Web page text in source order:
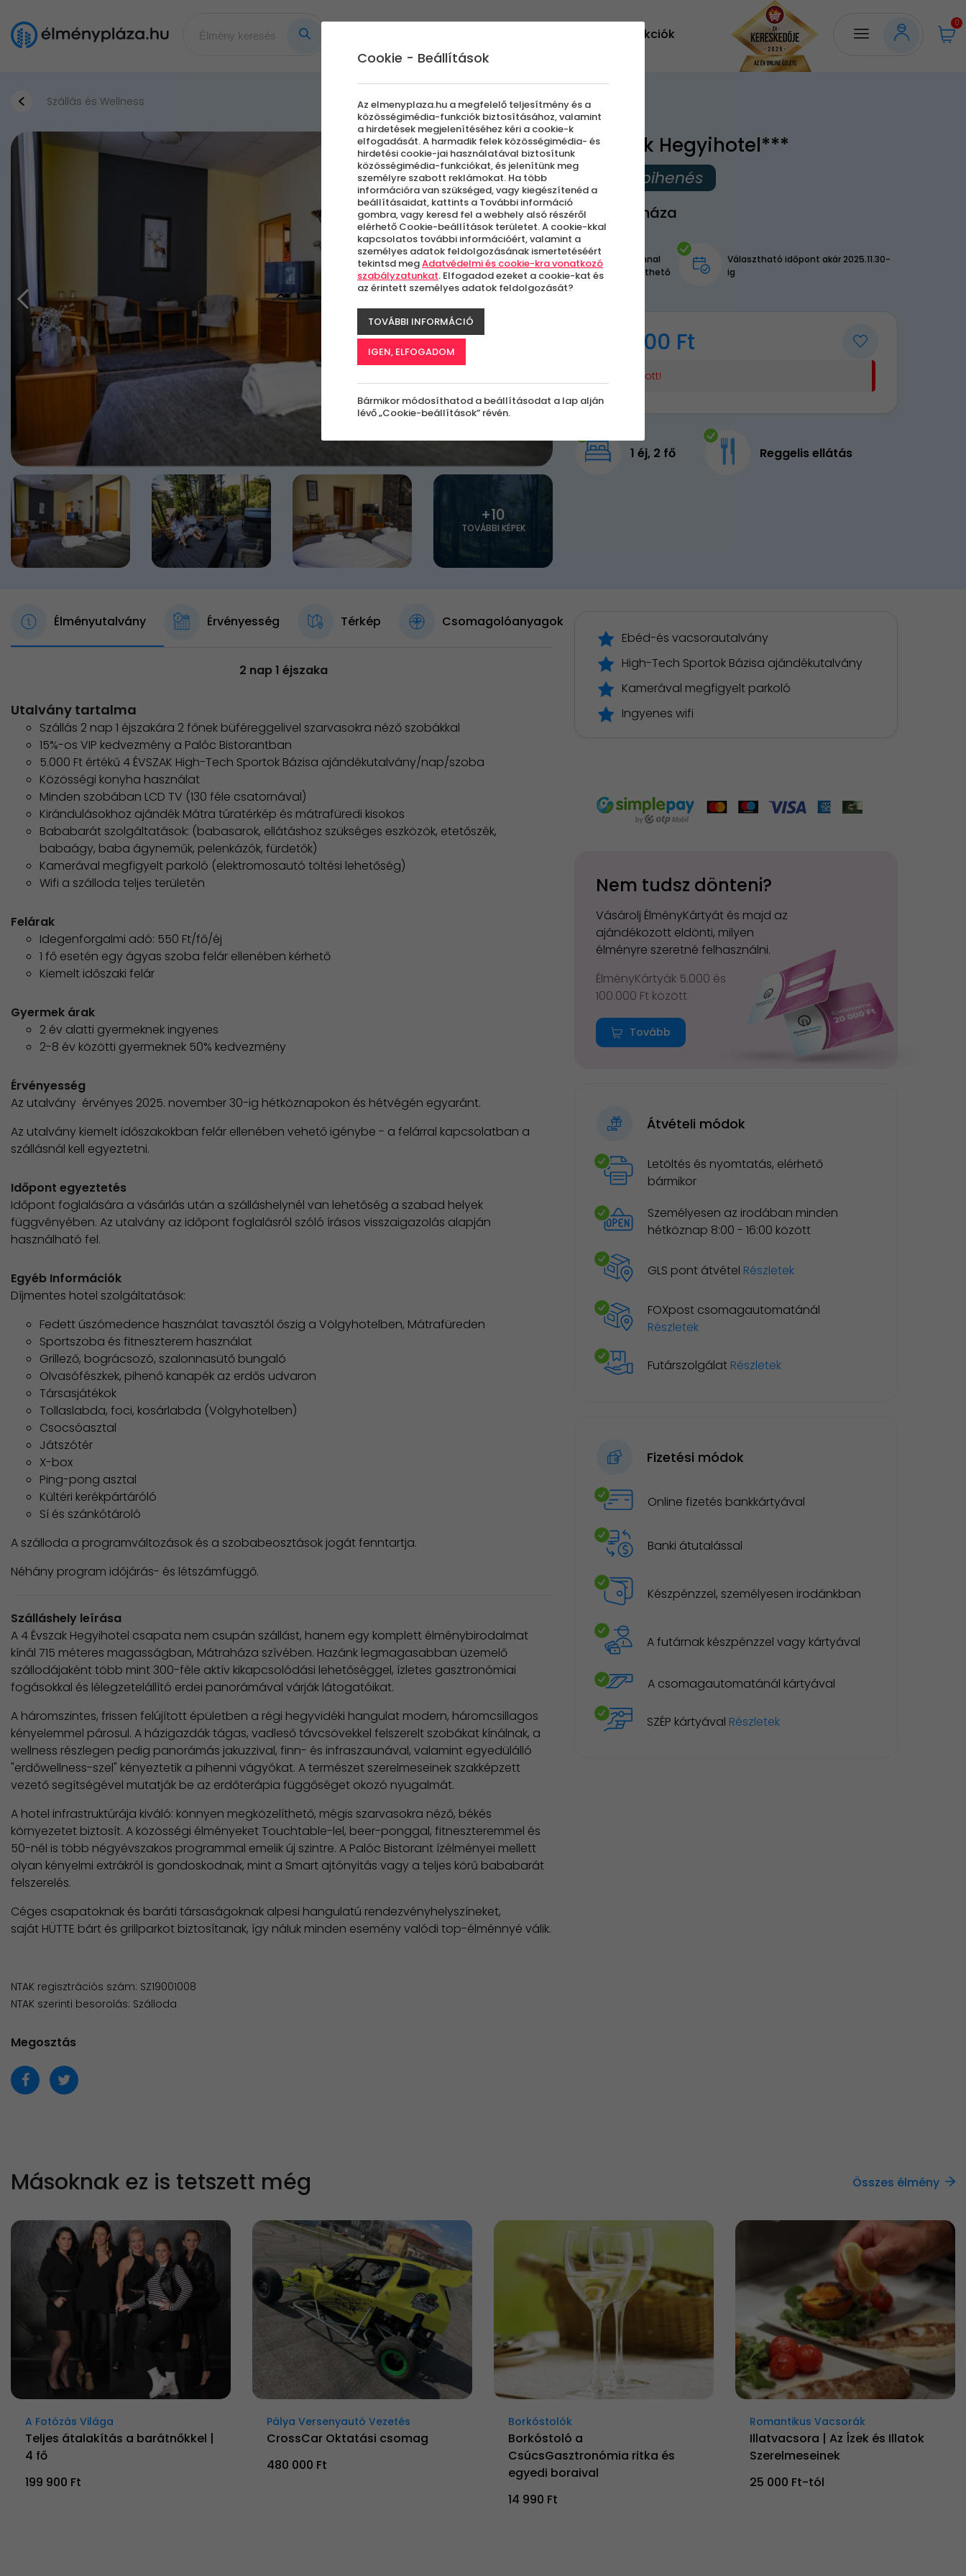
Akciók
0
Szállás és Wellness
+10
TOVÁBBI KÉPEK
4 Évszak Hegyihotel***
Röpke pihenés
Mátraháza
Azonnal
letölthető
Választható időpont akár 2025.11.30-
ig
52 900 Ft
Elfogyott!
1 éj, 2 fő Reggelis ellátás
Élményutalvány Érvényesség Térkép Csomagolóanyagok
2 nap 1 éjszaka
Utalvány tartalma
Szállás 2 nap 1 éjszakára 2 főnek büféreggelivel szarvasokra néző szobákkal
15%-os VIP kedvezmény a Palóc Bistorantban
5.000 Ft értékű 4 ÉVSZAK High-Tech Sportok Bázisa ajándékutalvány/nap/szoba
Közösségi konyha használat
Minden szobában LCD TV (130 féle csatornával)
Kirándulásokhoz ajándék Mátra túratérkép és mátrafüredi kisokos
Bababarát szolgáltatások: (babasarok, ellátáshoz szükséges eszközök, etetőszék,
babaágy, baba ágyneműk, pelenkázók, fürdetők)
Kamerával megfigyelt parkoló (elektromosautó töltési lehetőség)
Wifi a szálloda teljes területén
Felárak
Idegenforgalmi adó: 550 Ft/fő/éj
1 fő esetén egy ágyas szoba felár ellenében kérhető
Kiemelt időszaki felár
Gyermek árak
2 év alatti gyermeknek ingyenes
2-8 év közötti gyermeknek 50% kedvezmény
Érvényesség
Az utalvány érvényes 2025. november 30-ig hétköznapokon és hétvégén egyaránt.
Az utalvány kiemelt időszakokban felár ellenében vehető igénybe - a felárral kapcsolatban a
szállásnál kell egyeztetni.
Időpont egyeztetés
Időpont foglalására a vásárlás után a szálláshelynél van lehetőség a szabad helyek
függvényében. Az utalvány az időpont foglalásról szóló írásos visszaigazolás alapján
használható fel.
Egyéb Információk
Díjmentes hotel szolgáltatások:
Fedett úszómedence használat tavasztól őszig a Völgyhotelben, Mátrafüreden
Sportszoba és fitneszterem használat
Grillező, bográcsozó, szalonnasütő bungaló
Olvasófészkek, pihenő kanapék az erdős udvaron
Társasjátékok
Tollaslabda, foci, kosárlabda (Völgyhotelben)
Csocsóasztal
Játszótér
X-box
Ping-pong asztal
Kültéri kerékpártáróló
Sí és szánkótároló
A szálloda a programváltozások és a szobabeosztások jogát fenntartja.
Néhány program időjárás- és létszámfüggő.
Szálláshely leírása
A 4 Évszak Hegyihotel csapata nem csupán szállást, hanem egy komplett élménybirodalmat
kínál 715 méteres magasságban, Mátraháza szívében. Hazánk legmagasabban üzemelő
szállodájaként több mint 300-féle aktív kikapcsolódási lehetőséggel, ízletes gasztronómiai
fogásokkal és lélegzetelállító erdei panorámával várják látogatóikat.
A háromszintes, frissen felújított épületben a régi hegyvidéki hangulat modern, háromcsillagos
kényelemmel párosul. A házigazdák tágas, vadleső távcsövekkel felszerelt szobákat kínálnak, a
wellness részlegen pedig panorámás jakuzzival, finn- és infraszaunával, valamint egyedülálló
"erdőwellness-szel" kényeztetik a pihenni vágyókat. A természet szerelmeseinek szakképzett
vezető segítségével mutatják be az erdőterápia függőséget okozó nyugalmát.
A hotel infrastruktúrája kiváló: könnyen megközelíthető, mégis szarvasokra néző, békés
környezetet biztosít. A közösségi élményeket Touchtable-lel, beer-ponggal, fitneszteremmel és
50-nél is több négyévszakos programmal emelik új szintre. A Palóc Bistorant ízélményei mellett
olyan kényelmi extrákról is gondoskodnak, mint a Smart ajtónyitás vagy a teljes körű bababarát
felszerelés.
Céges csapatoknak és baráti társaságoknak alpesi hangulatú rendezvényhelyszíneket,
saját HÜTTE bárt és grillparkot biztosítanak, így náluk minden esemény valódi top-élménnyé válik.
NTAK regisztrációs szám: SZ19001008
NTAK szerinti besorolás: Szálloda
Megosztás
Ebéd-és vacsorautalvány
High-Tech Sportok Bázisa ajándékutalvány
Kamerával megfigyelt parkoló
Ingyenes wifi
Nem tudsz dönteni?
Vásárolj ÉlményKártyát és majd az
ajándékozott eldönti, milyen
élményre szeretné felhasználni.
ÉlményKártyák 5.000 és
100.000 Ft között
Tovább
Átvételi módok
Letöltés és nyomtatás, elérhető
bármikor
Személyesen az irodában minden
hétköznap 8:00 - 16:00 között
GLS pont átvétel Részletek
FOXpost csomagautomatánál
Részletek
Futárszolgálat Részletek
Fizetési módok
Online fizetés bankkártyával
Banki átutalással
Készpénzzel, személyesen irodánkban
A futárnak készpénzzel vagy kártyával
A csomagautomatánál kártyával
SZÉP kártyával Részletek
Másoknak ez is tetszett még Összes élmény
A Fotózás Világa
Teljes átalakítás a barátnőkkel |
4 fő
199 900 Ft
Pálya Versenyautó Vezetés
CrossCar Oktatási csomag
480 000 Ft
Borkóstolók
Borkóstoló a
CsúcsGasztronómia ritka és
egyedi boraival
14 990 Ft
Romantikus Vacsorák
Illatvacsora | Az Ízek és Illatok
Szerelmeseinek
25 000 Ft-tól
Cookie - Beállítások
Az elmenyplaza.hu a megfelelő teljesítmény és a
közösségimédia-funkciók biztosításához, valamint
a hirdetések megjelenítéséhez kéri a cookie-k
elfogadását. A harmadik felek közösségimédia- és
hirdetési cookie-jai használatával biztosítunk
közösségimédia-funkciókat, és jelenítünk meg
személyre szabott reklámokat. Ha több
információra van szükséged, vagy kiegészítenéd a
beállításaidat, kattints a További információ
gombra, vagy keresd fel a webhely alsó részéről
elérhető Cookie-beállítások területet. A cookie-kkal
kapcsolatos további információért, valamint a
személyes adatok feldolgozásának ismertetéséért
tekintsd megAdatvédelmi és cookie-kra vonatkozó
szabályzatunkat. Elfogadod ezeket a cookie-kat és
az érintett személyes adatok feldolgozását?
TOVÁBBI INFORMÁCIÓ
IGEN, ELFOGADOM
Bármikor módosíthatod a beállításodat a lap alján
lévő „Cookie-beállítások” révén.